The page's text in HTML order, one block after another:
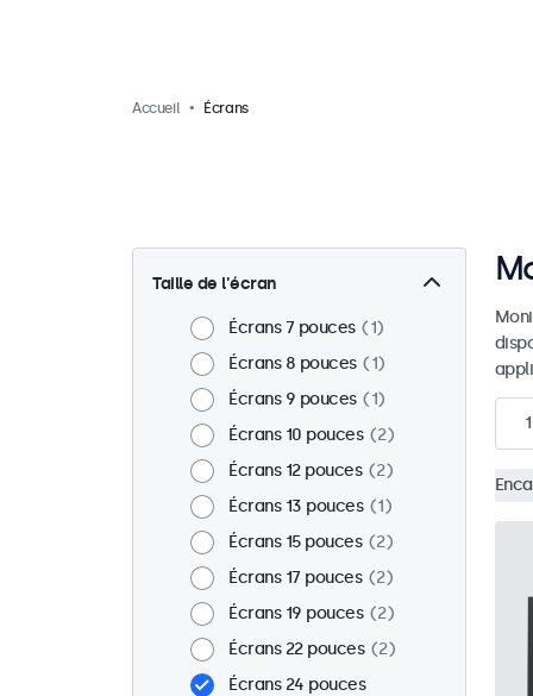
Accueil Écrans
Taille de l'écran
Écrans 7 pouces
1
Écrans 8 pouces
1
Écrans 9 pouces
1
Écrans 10 pouces
2
Écrans 12 pouces
2
Écrans 13 pouces
1
Écrans 15 pouces
2
Écrans 17 pouces
2
Écrans 19 pouces
2
Écrans 22 pouces
2
Écrans 24 pouces
1